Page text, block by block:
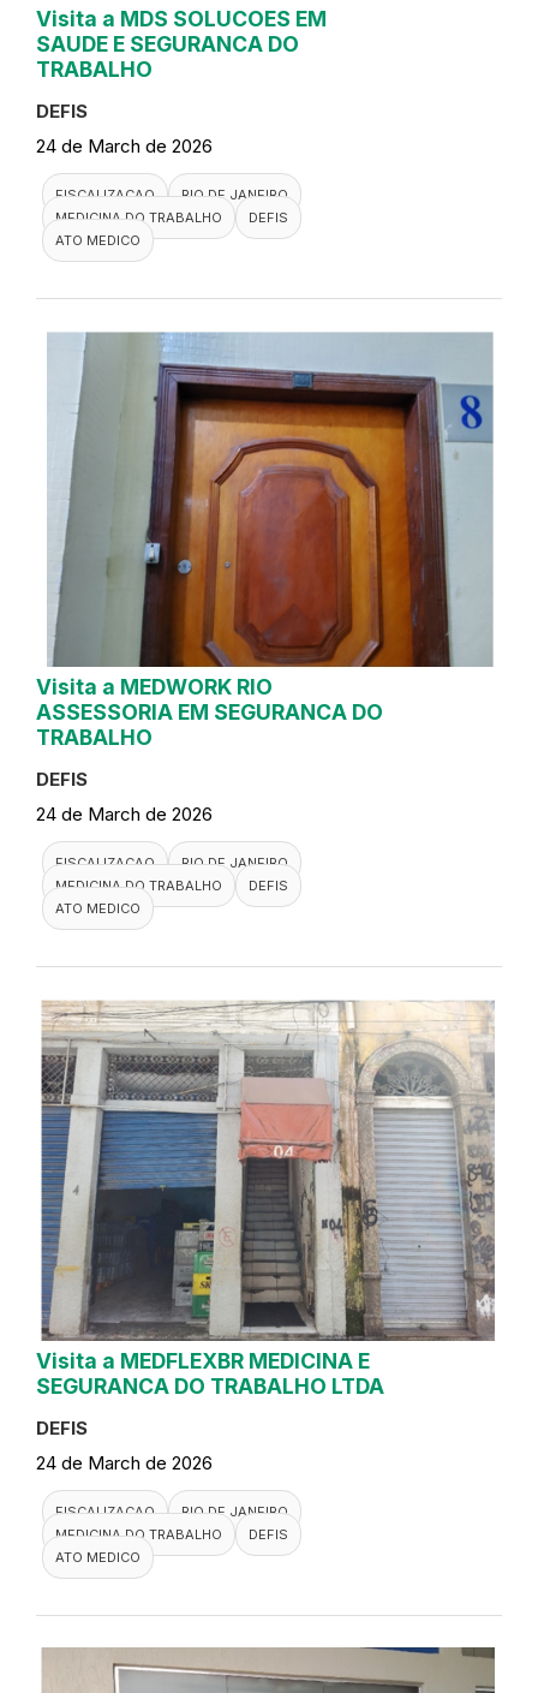
Visita a MDS SOLUCOES EM
SAUDE E SEGURANCA DO
TRABALHO
DEFIS
24 de March de 2026
FISCALIZACAO
RIO DE JANEIRO
MEDICINA DO TRABALHO
DEFIS
ATO MEDICO
Visita a MEDWORK RIO
ASSESSORIA EM SEGURANCA DO
TRABALHO
DEFIS
24 de March de 2026
FISCALIZACAO
RIO DE JANEIRO
MEDICINA DO TRABALHO
DEFIS
ATO MEDICO
Visita a MEDFLEXBR MEDICINA E
SEGURANCA DO TRABALHO LTDA
DEFIS
24 de March de 2026
FISCALIZACAO
RIO DE JANEIRO
MEDICINA DO TRABALHO
DEFIS
ATO MEDICO